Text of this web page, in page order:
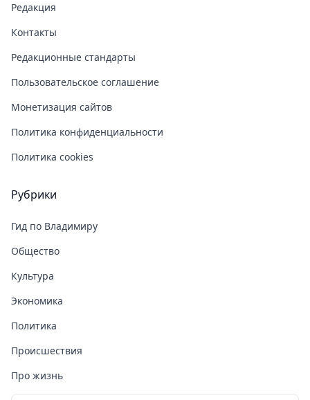
Редакция
Контакты
Редакционные стандарты
Пользовательское соглашение
Монетизация сайтов
Политика конфиденциальности
Политика cookies
Рубрики
Гид по Владимиру
Общество
Культура
Экономика
Политика
Происшествия
Про жизнь